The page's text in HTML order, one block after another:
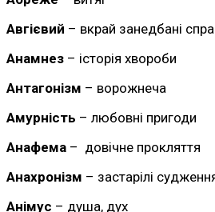
Авгієвий – вкрай занедбані
Анамнез – історія хвороби
Антагонізм – ворожнеча
Амурність – любовні пригоди
Анафема – довічне прокляття
Анахронізм – застарілі
Анімус – душа, дух